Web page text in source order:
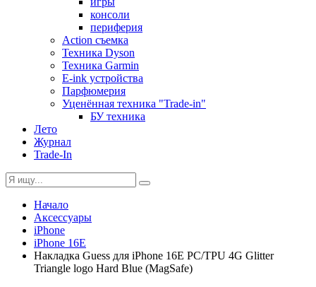
консоли
периферия
Action съемка
Техника Dyson
Техника Garmin
E-ink устройства
Парфюмерия
Уценённая техника "Trade-in"
БУ техника
Лето
Журнал
Trade-In
Начало
Аксессуары
iPhone
iPhone 16E
Накладка Guess для iPhone 16E PC/TPU 4G Glitter
Triangle logo Hard Blue (MagSafe)